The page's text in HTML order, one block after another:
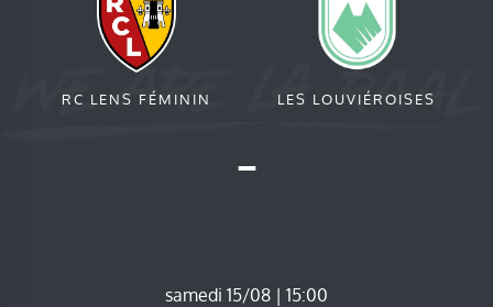
RC LENS FÉMININ
-
LES LOUVIÉROISES
samedi 15/08 | 15:00